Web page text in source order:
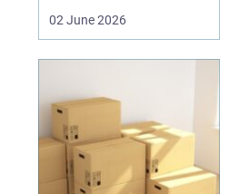
installatører en central
rolle i hverdagen, selv
om vi sjældent tænker
over det. Gennemgang
af varmea...
02 June 2026